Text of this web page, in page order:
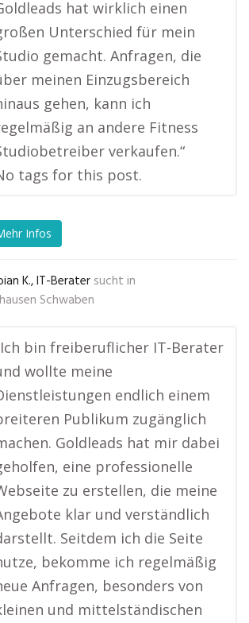
hat wirklich einen
Unterschied für mein
gemacht. Anfragen, die
meinen Einzugsbereich
gehen, kann ich
an andere Fitness
verkaufen.“
tags for this post.
Infos
K., IT-Berater sucht in
Schwaben
bin freiberuflicher IT-Berater
wollte meine
endlich einem
Publikum zugänglich
Goldleads hat mir dabei
eine professionelle
zu erstellen, die meine
klar und verständlich
Seitdem ich die Seite
bekomme ich regelmäßig
Anfragen, besonders von
und mittelständischen